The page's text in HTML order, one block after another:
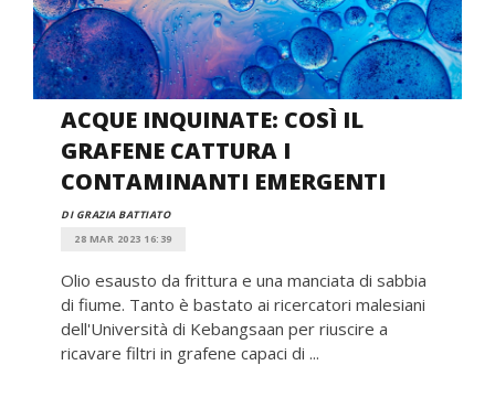
ACQUE INQUINATE: COSÌ IL
GRAFENE CATTURA I
CONTAMINANTI EMERGENTI
DI GRAZIA BATTIATO
28 MAR 2023 16:39
Olio esausto da frittura e una manciata di sabbia
di fiume. Tanto è bastato ai ricercatori malesiani
dell'Università di Kebangsaan per riuscire a
ricavare filtri in grafene capaci di ...